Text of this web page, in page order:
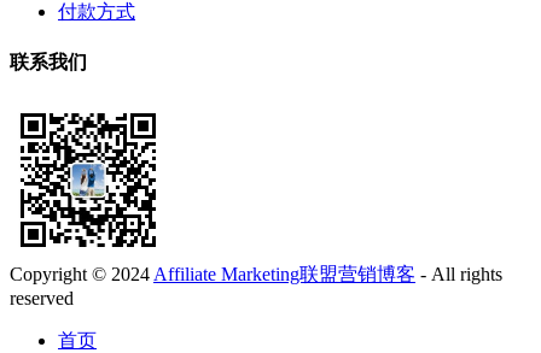
付款方式
联系我们
Copyright © 2024 Affiliate Marketing联盟营销博客 - All rights
reserved
首页